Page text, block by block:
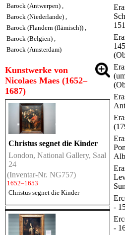
Barock (Antwerpen) ,
Barock (Niederlande) ,
Barock (Flandern (flämisch)) ,
Barock (Belgien) ,
Barock (Amsterdam)
Kunstwerke von
Nicolaes Maes (1652–
1687)
Christus segnet die Kinder
London, National Gallery, Saal
24
(Inventar-Nr. NG757)
1652–1653
Christus segnet die Kinder
-
-